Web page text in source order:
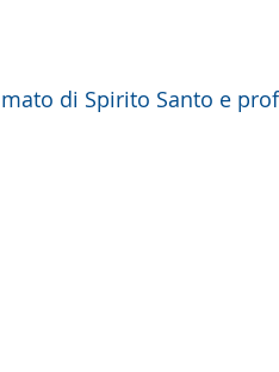
di Spirito Santo e